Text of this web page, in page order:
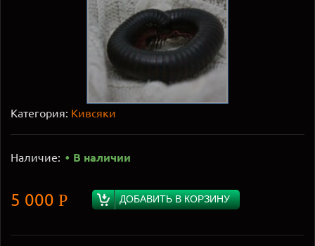
Категория: Кивсяки
Наличие: В наличии
5 000 Р ДОБАВИТЬ В КОРЗИНУ